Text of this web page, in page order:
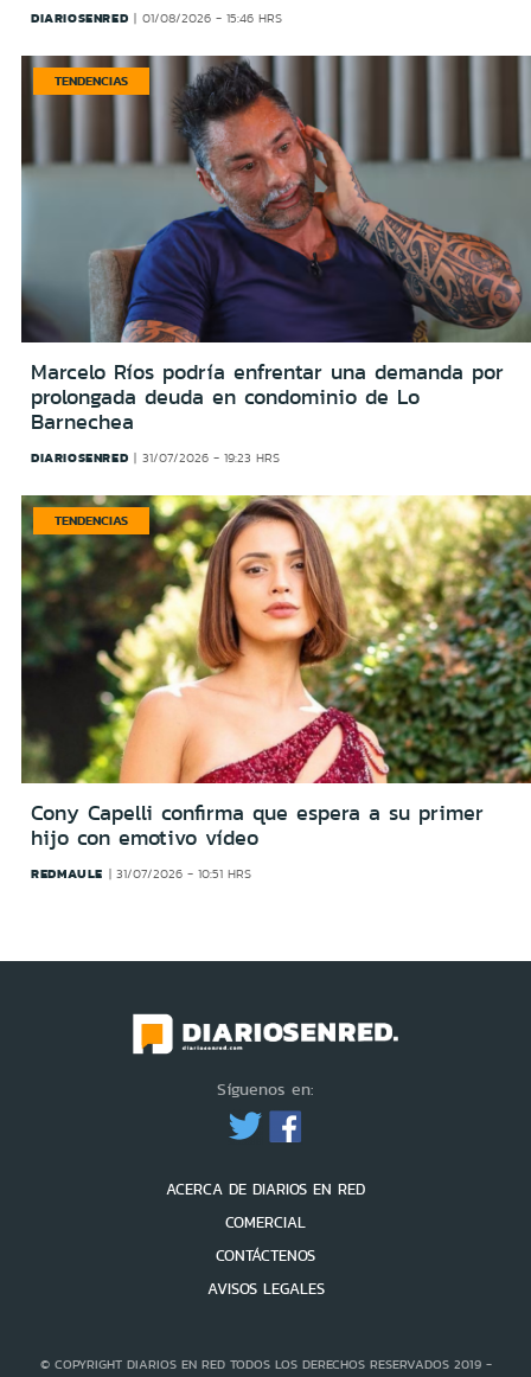
DIARIOSENRED 01/08/2026 - 15:46 HRS
TENDENCIAS
Marcelo Ríos podría enfrentar una demanda por
prolongada deuda en condominio de Lo
Barnechea
DIARIOSENRED 31/07/2026 - 19:23 HRS
TENDENCIAS
Cony Capelli confirma que espera a su primer
hijo con emotivo vídeo
REDMAULE 31/07/2026 - 10:51 HRS
Síguenos en:
ACERCA DE DIARIOS EN RED
COMERCIAL
CONTÁCTENOS
AVISOS LEGALES
© COPYRIGHT DIARIOS EN RED TODOS LOS DERECHOS RESERVADOS 2019 -